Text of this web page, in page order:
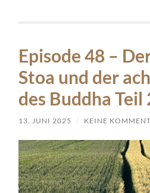
Episode 48 –
Stoa und der
des Buddha Teil
13. JUNI 2025 / KEINE